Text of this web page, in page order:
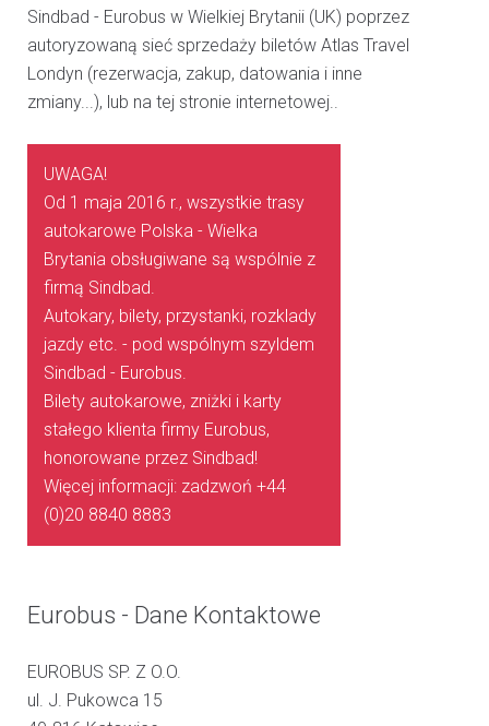
Sindbad - Eurobus w Wielkiej Brytanii (UK) poprzez
autoryzowaną sieć sprzedaży biletów Atlas Travel
Londyn (rezerwacja, zakup, datowania i inne
zmiany...), lub na tej stronie internetowej..
UWAGA!
Od 1 maja 2016 r., wszystkie trasy
autokarowe Polska - Wielka
Brytania obsługiwane są wspólnie z
firmą Sindbad.
Autokary, bilety, przystanki, rozklady
jazdy etc. - pod wspólnym szyldem
Sindbad - Eurobus.
Bilety autokarowe, zniżki i karty
stałego klienta firmy Eurobus,
honorowane przez Sindbad!
Więcej informacji: zadzwoń +44
(0)20 8840 8883
Eurobus - Dane Kontaktowe
EUROBUS SP. Z O.O.
ul. J. Pukowca 15